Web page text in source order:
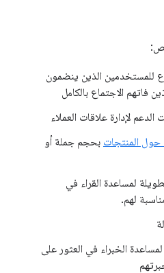
للمستخدمين الذين ينضمون
فاتهم الاجتماع بالكامل
لإدارة علاقات العملاء
المنتجات بحجم جملة أو
لمساعدة القراء في
لهم.
الخبراء في العثور على